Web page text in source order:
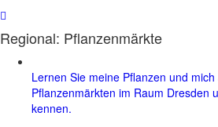
Regional: Pflanzenmärkte
Lernen Sie meine Pflanzen und
Pflanzenmärkten im Raum Dresden
kennen.